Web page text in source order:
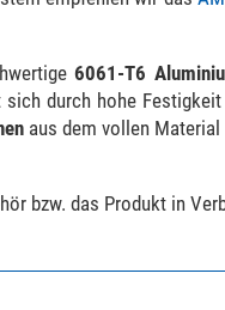
6061-T6
durch hohe
aus dem vollen Material
bzw. das Produkt in